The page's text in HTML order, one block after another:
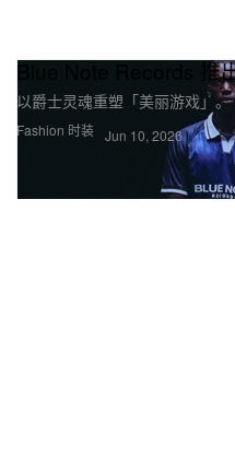
Fashion 时装
Blue Note Records
以爵士灵魂重塑「美丽游戏」。
Jun 10, 2026